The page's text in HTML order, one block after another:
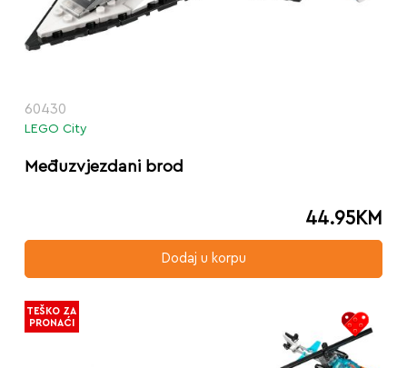
60430
LEGO City
Međuzvjezdani brod
44.95KM
Dodaj u korpu
TEŠKO ZA
PRONAĆI